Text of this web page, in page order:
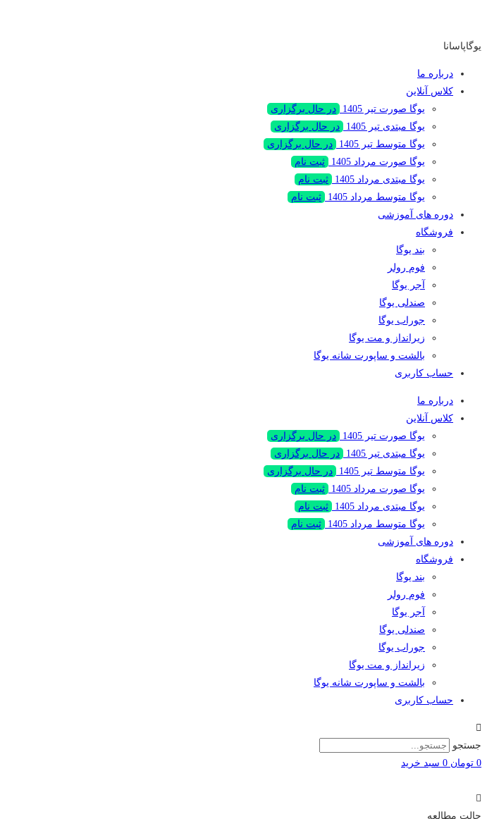
یوگاپاسانا
درباره ما
کلاس‌ آنلاین
یوگا صورت تیر 1405
در حال برگزاری
یوگا مبتدی تیر 1405
در حال برگزاری
یوگا متوسط تیر 1405
در حال برگزاری
یوگا صورت مرداد 1405
ثبت نام
یوگا مبتدی مرداد 1405
ثبت نام
یوگا متوسط مرداد 1405
ثبت نام
دوره های آموزشی
فروشگاه
بند یوگا
فوم رولر
آجر یوگا
صندلی یوگا
جوراب یوگا
زیرانداز و مت یوگا
بالشت و ساپورت شانه یوگا
حساب کاربری
درباره ما
کلاس‌ آنلاین
یوگا صورت تیر 1405
در حال برگزاری
یوگا مبتدی تیر 1405
در حال برگزاری
یوگا متوسط تیر 1405
در حال برگزاری
یوگا صورت مرداد 1405
ثبت نام
یوگا مبتدی مرداد 1405
ثبت نام
یوگا متوسط مرداد 1405
ثبت نام
دوره های آموزشی
فروشگاه
بند یوگا
فوم رولر
آجر یوگا
صندلی یوگا
جوراب یوگا
زیرانداز و مت یوگا
بالشت و ساپورت شانه یوگا
حساب کاربری
جستجو
0 تومان 0 سبد خريد
حالت مطالعه